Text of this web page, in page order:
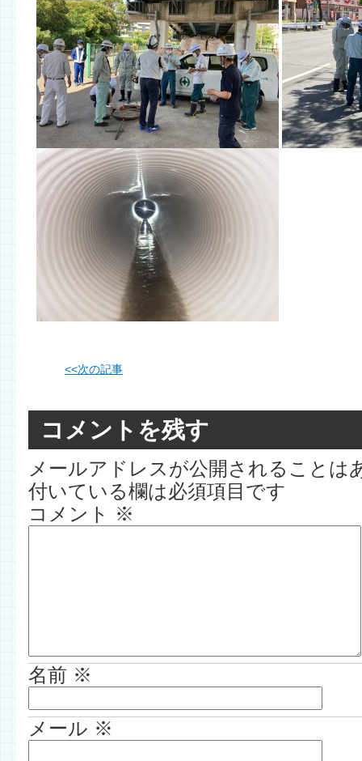
<<次の記事
コメントを残す
メールアドレスが公開されることは
付いている欄は必須項目です
コメント
※
名前 ※
メール ※